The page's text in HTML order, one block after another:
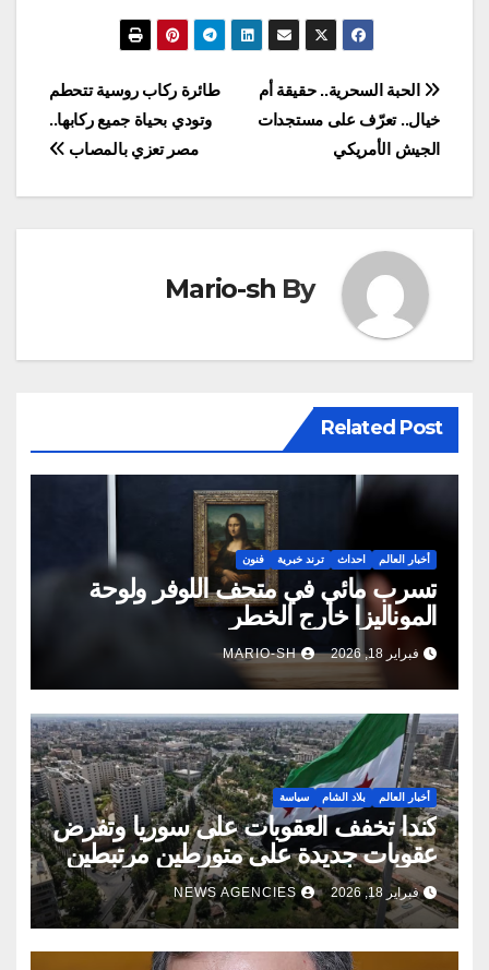
2952 صوت وعدم امتناع
او تصويت ضده من أي
البرلمان الصيني، بالإجماع
في قاعة الشعب الكبرى
لصالح شي…
تصفّح
المقالات
طائرة ركاب روسية تتحطم
وتودي بحياة جميع ركابها..
مصر تعزي بالمصاب
الحبة السحرية.. حقيقة أم
خيال.. تعرّف على مستجدات
الجيش الأمريكي
By
Mario-sh
Related Post
أخبار العالم احداث ترند خبرية فنون
تسرب مائي في متحف اللوفر ولوحة
الموناليزا خارج الخطر
فبراير 18, 2026 MARIO-SH
أخبار العالم بلاد الشام سياسة
كندا تخفف العقوبات على سوريا وتفرض
عقوبات جديدة على متورطين مرتبطين
بالنظام السابق
فبراير 18, 2026 NEWS AGENCIES